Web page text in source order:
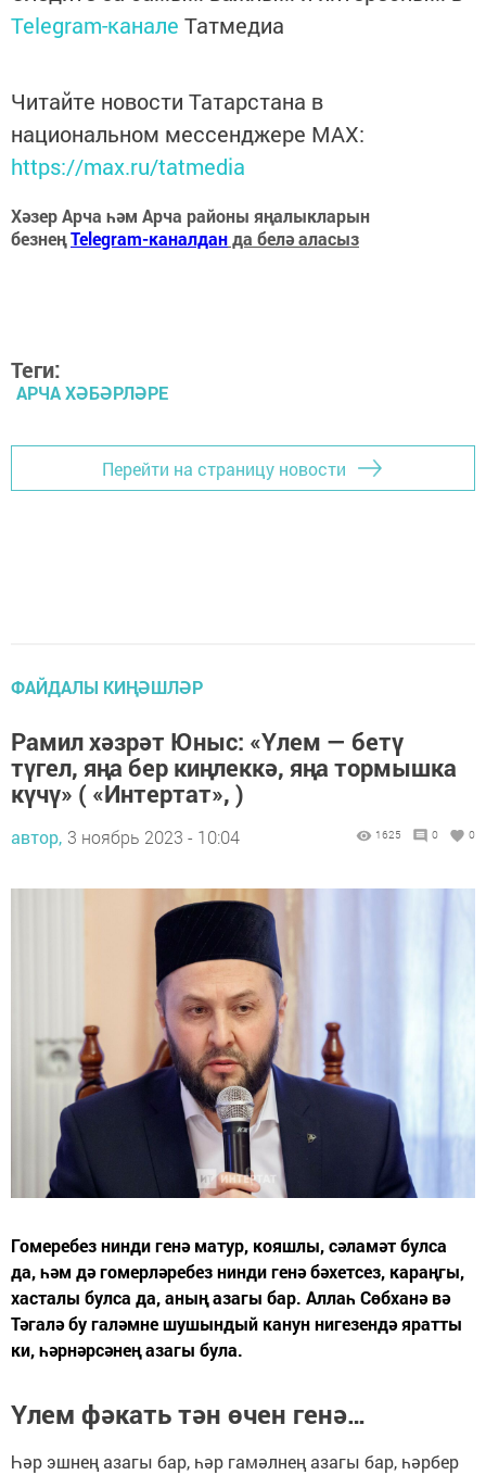
Telegram-канале Татмедиа
Читайте новости Татарстана в
национальном мессенджере MАХ:
https://max.ru/tatmedia
Хәзер Арча һәм Арча районы яңалыкларын
безнеңTelegram-каналданда белә аласыз
Теги:
АРЧА ХӘБӘРЛӘРЕ
Перейти на страницу новости
ФАЙДАЛЫ КИҢӘШЛӘР
Рамил хәзрәт Юныс: «Үлем — бетү
түгел, яңа бер киңлеккә, яңа тормышка
күчү» ( «Интертат», )
автор, 3 ноябрь 2023 - 10:04 1625 0 0
Гомеребез нинди генә матур, кояшлы, сәламәт булса
да, һәм дә гомерләребез нинди генә бәхетсез, караңгы,
хасталы булса да, аның азагы бар. Аллаһ Сөбханә вә
Тәгалә бу галәмне шушындый канун нигезендә яратты
ки, һәрнәрсәнең азагы була.
Үлем фәкать тән өчен генә…
Һәр эшнең азагы бар, һәр гамәлнең азагы бар, һәрбер